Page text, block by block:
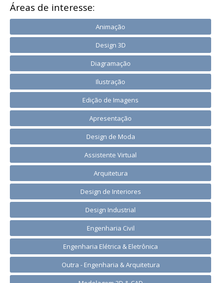
Áreas de interesse:
Animação
Design 3D
Diagramação
Ilustração
Edição de Imagens
Apresentação
Design de Moda
Assistente Virtual
Arquitetura
Design de Interiores
Design Industrial
Engenharia Civil
Engenharia Elétrica & Eletrônica
Outra - Engenharia & Arquitetura